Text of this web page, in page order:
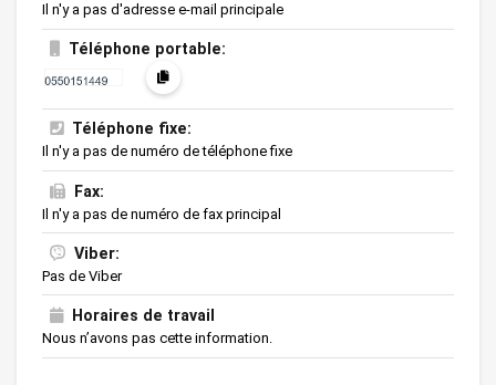
Il n'y a pas d'adresse e-mail principale
Téléphone portable:
Téléphone fixe:
Il n'y a pas de numéro de téléphone fixe
Fax:
Il n'y a pas de numéro de fax principal
Viber:
Pas de Viber
Horaires de travail
Nous n’avons pas cette information.